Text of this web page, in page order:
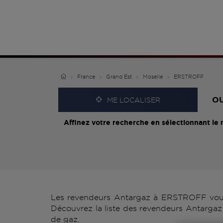
France Grand Est Moselle ERSTROFF
ME LOCALISER
Affinez votre recherche en sélectionnant le
Les revendeurs Antargaz à ERSTROFF
Découvrez la liste des revendeurs
de gaz.